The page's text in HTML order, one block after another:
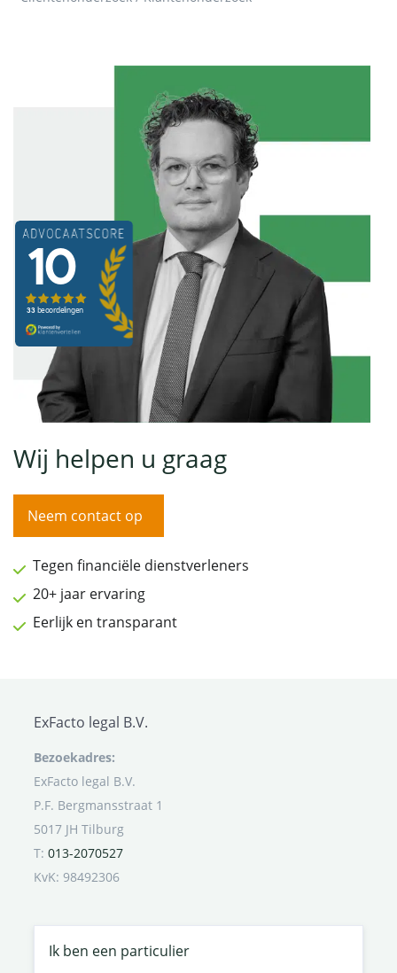
Wij helpen u graag
Neem contact op
Tegen financiële dienstverleners
20+ jaar ervaring
Eerlijk en transparant
ExFacto legal B.V.
Bezoekadres:
ExFacto legal B.V.
P.F. Bergmansstraat 1
5017 JH Tilburg
T: 013-2070527
KvK: 98492306
Ik ben een particulier